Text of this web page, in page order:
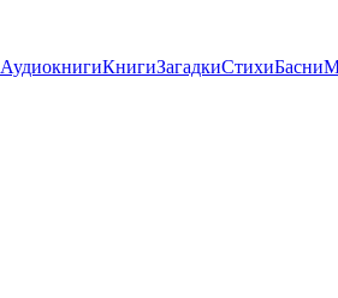
АудиокнигиКнигиЗагадкиСтихиБасни